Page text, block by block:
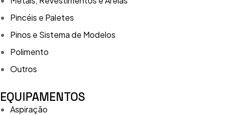
Pincéis e Paletes
Pinos e Sistema de Modelos
Polimento
Outros
EQUIPAMENTOS
Aspiração